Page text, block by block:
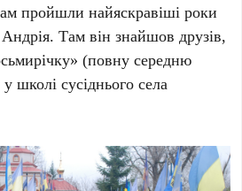
пройшли найяскравіші роки
Там він знайшов друзів,
(повну середню
школі сусіднього села